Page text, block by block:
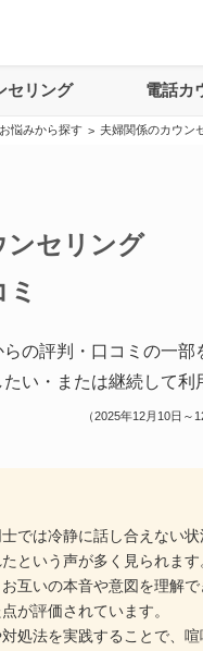
セリング 電話カ
悩みから探す > 夫婦関係のカウン
ンセリング
の評判・口コミの一部
い・または継続して利
（2025年12月10日～
では冷静に話し合えない
という声が多く見られます
互いの本音や意図を理解
が評価されています。
処法を実践することで、